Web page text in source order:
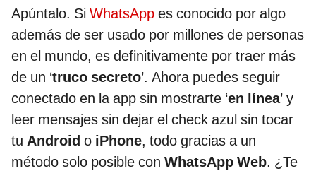
Apúntalo. Si WhatsApp es conocido por algo
además de ser usado por millones de personas
en el mundo, es definitivamente por traer más
de un ‘truco secreto’. Ahora puedes seguir
conectado en la app sin mostrarte ‘en línea’ y
leer mensajes sin dejar el check azul sin tocar
tu Android o iPhone, todo gracias a un
método solo posible con WhatsApp Web. ¿Te